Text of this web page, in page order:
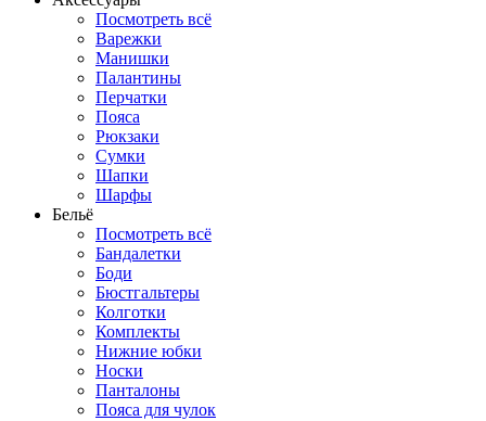
Посмотреть всё
Варежки
Манишки
Палантины
Перчатки
Пояса
Рюкзаки
Сумки
Шапки
Шарфы
Бельё
Посмотреть всё
Бандалетки
Боди
Бюстгальтеры
Колготки
Комплекты
Нижние юбки
Носки
Панталоны
Поясa для чулок